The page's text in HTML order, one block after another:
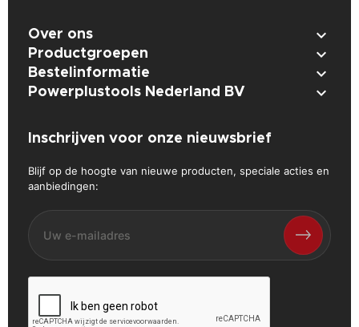
Over ons 
Productgroepen 
Bestelinformatie 
Powerplustools Nederland BV 
Inschrijven voor onze nieuwsbrief
Blijf op de hoogte van nieuwe producten, speciale acties en
aanbiedingen: